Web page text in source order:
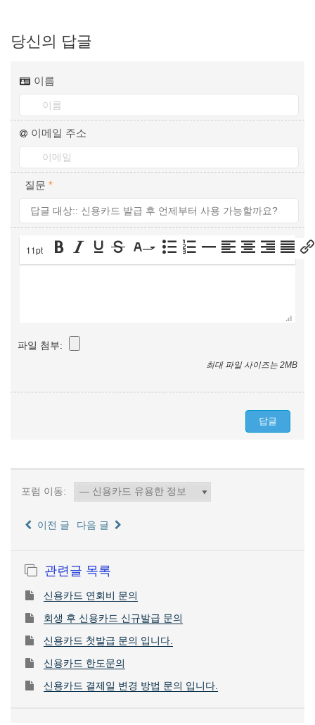
당신의 답글
이름
이메일 주소
질문 *
11pt
파일 첨부:
최대 파일 사이즈는 2MB
포럼 이동:
이전 글 다음 글
관련글 목록
신용카드 연회비 문의
회생 후 신용카드 신규발급 문의
신용카드 첫발급 문의 입니다.
신용카드 한도문의
신용카드 결제일 변경 방법 문의 입니다.